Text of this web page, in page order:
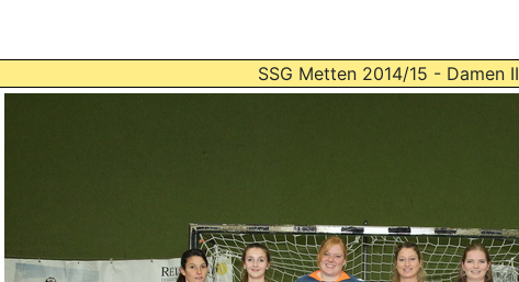
SSG Metten 2014/15 - Damen II